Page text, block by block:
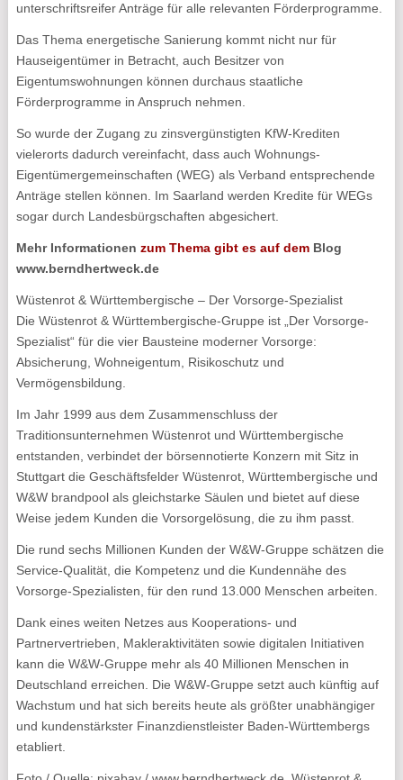
unterschriftsreifer Anträge für alle relevanten Förderprogramme.
Das Thema energetische Sanierung kommt nicht nur für
Hauseigentümer in Betracht, auch Besitzer von
Eigentumswohnungen können durchaus staatliche
Förderprogramme in Anspruch nehmen.
So wurde der Zugang zu zinsvergünstigten KfW-Krediten
vielerorts dadurch vereinfacht, dass auch Wohnungs-
Eigentümergemeinschaften (WEG) als Verband entsprechende
Anträge stellen können. Im Saarland werden Kredite für WEGs
sogar durch Landesbürgschaften abgesichert.
Mehr Informationen zum Thema gibt es auf demBlog
www.berndhertweck.de
Wüstenrot & Württembergische – Der Vorsorge-Spezialist
Die Wüstenrot & Württembergische-Gruppe ist „Der Vorsorge-
Spezialist“ für die vier Bausteine moderner Vorsorge:
Absicherung, Wohneigentum, Risikoschutz und
Vermögensbildung.
Im Jahr 1999 aus dem Zusammenschluss der
Traditionsunternehmen Wüstenrot und Württembergische
entstanden, verbindet der börsennotierte Konzern mit Sitz in
Stuttgart die Geschäftsfelder Wüstenrot, Württembergische und
W&W brandpool als gleichstarke Säulen und bietet auf diese
Weise jedem Kunden die Vorsorgelösung, die zu ihm passt.
Die rund sechs Millionen Kunden der W&W-Gruppe schätzen die
Service-Qualität, die Kompetenz und die Kundennähe des
Vorsorge-Spezialisten, für den rund 13.000 Menschen arbeiten.
Dank eines weiten Netzes aus Kooperations- und
Partnervertrieben, Makleraktivitäten sowie digitalen Initiativen
kann die W&W-Gruppe mehr als 40 Millionen Menschen in
Deutschland erreichen. Die W&W-Gruppe setzt auch künftig auf
Wachstum und hat sich bereits heute als größter unabhängiger
und kundenstärkster Finanzdienstleister Baden-Württembergs
etabliert.